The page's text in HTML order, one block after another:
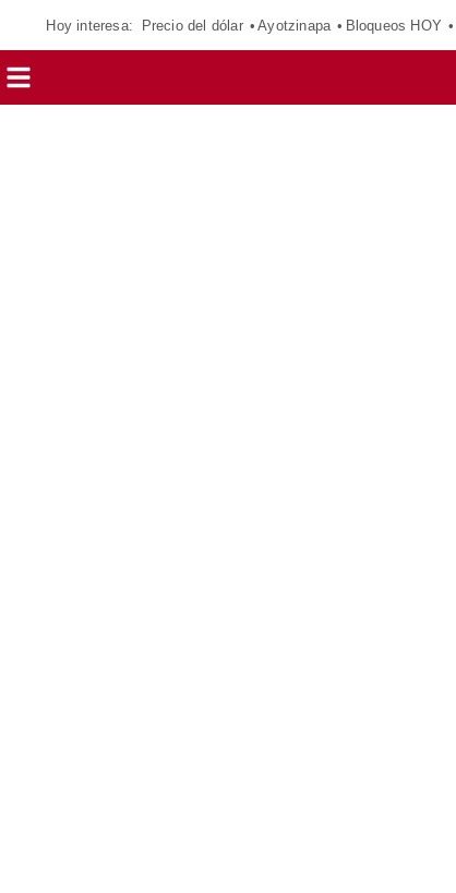
Hoy interesa: Precio del dólar Ayotzinapa Bloqueos HOY